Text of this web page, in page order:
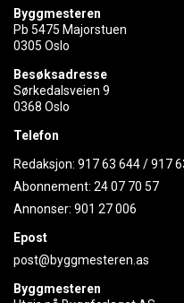
Byggmesteren
Pb 5475 Majorstuen
0305 Oslo
Besøksadresse
Sørkedalsveien 9
0368 Oslo
Telefon
Redaksjon: 917 63 644/917
Abonnement: 24 07 70 57
Annonser: 901 27 006
Epost
post@byggmesteren.as
Byggmesteren